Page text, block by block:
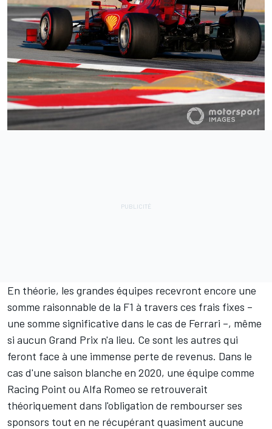
En théorie, les grandes équipes recevront encore une
somme raisonnable de la F1 à travers ces frais fixes –
une somme significative dans le cas de Ferrari –, même
si aucun Grand Prix n'a lieu. Ce sont les autres qui
feront face à une immense perte de revenus. Dans le
cas d'une saison blanche en 2020, une équipe comme
Racing Point ou Alfa Romeo se retrouverait
théoriquement dans l'obligation de rembourser ses
sponsors tout en ne récupérant quasiment aucune